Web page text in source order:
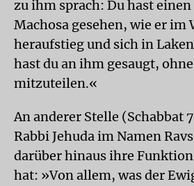
zu ihm sprach: Du hast
Machosa gesehen, wie er im
heraufstieg und sich in
hast du an ihm gesaugt,
mitzuteilen.«
An anderer Stelle (Schabbat
Rabbi Jehuda im Namen
darüber hinaus ihre
hat: »Von allem, was der